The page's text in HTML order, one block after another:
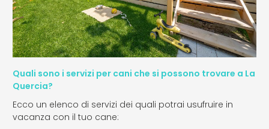
Quali sono i servizi per cani che si possono trovare a La
Quercia?
Ecco un elenco di servizi dei quali potrai usufruire in
vacanza con il tuo cane: